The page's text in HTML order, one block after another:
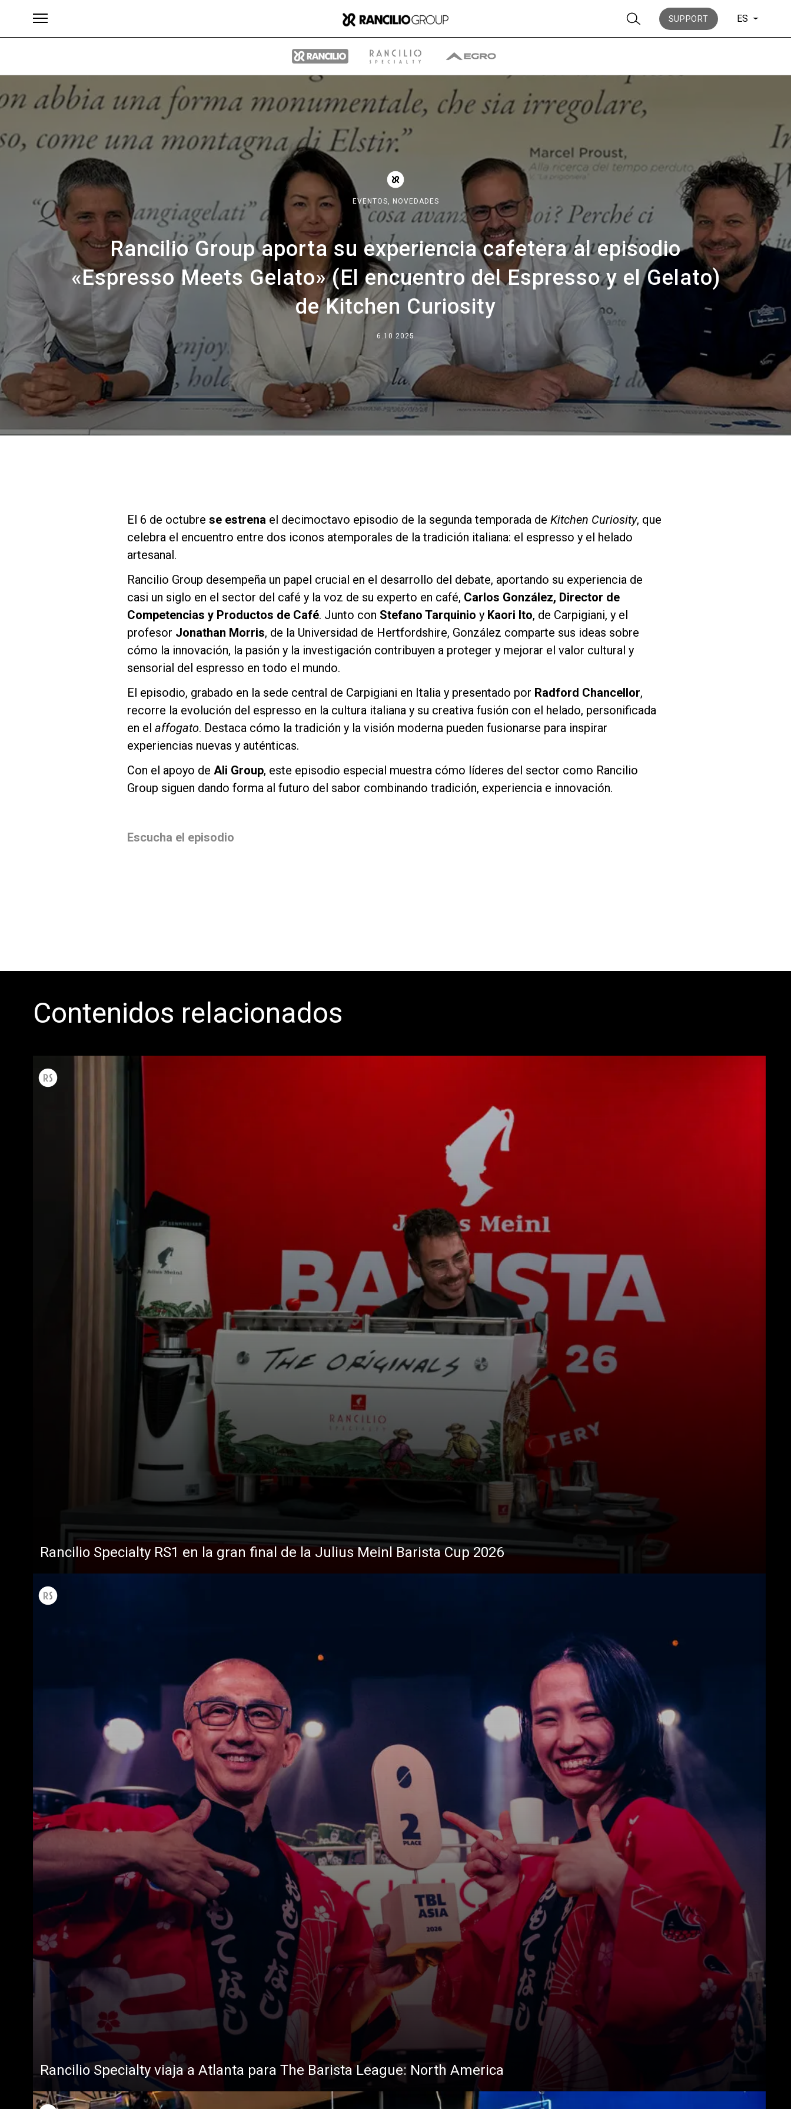
SUPPORT ES
EVENTOS, NOVEDADES
Rancilio Group aporta su experiencia cafetera al episodio
«Espresso Meets Gelato» (El encuentro del Espresso y el Gelato)
de Kitchen Curiosity
6.10.2025
El 6 de octubre se estrena el decimoctavo episodio de la segunda temporada de Kitchen Curiosity, que
celebra el encuentro entre dos iconos atemporales de la tradición italiana: el espresso y el helado
artesanal.
Rancilio Group desempeña un papel crucial en el desarrollo del debate, aportando su experiencia de
casi un siglo en el sector del café y la voz de su experto en café, Carlos González, Director de
Competencias y Productos de Café. Junto con Stefano Tarquinio y Kaori Ito, de Carpigiani, y el
profesor Jonathan Morris, de la Universidad de Hertfordshire, González comparte sus ideas sobre
cómo la innovación, la pasión y la investigación contribuyen a proteger y mejorar el valor cultural y
sensorial del espresso en todo el mundo.
El episodio, grabado en la sede central de Carpigiani en Italia y presentado por Radford Chancellor,
recorre la evolución del espresso en la cultura italiana y su creativa fusión con el helado, personificada
en el affogato. Destaca cómo la tradición y la visión moderna pueden fusionarse para inspirar
experiencias nuevas y auténticas.
Con el apoyo de Ali Group, este episodio especial muestra cómo líderes del sector como Rancilio
Group siguen dando forma al futuro del sabor combinando tradición, experiencia e innovación.
Escucha el episodio
Contenidos relacionados
Rancilio Specialty RS1 en la gran final de la Julius Meinl Barista Cup 2026
Rancilio Specialty viaja a Atlanta para The Barista League: North America
Productos Descargar
Brands Group
Quiénes somos
Qué hacemos
Dónde estamos
Trabaja con nosotros
Noticias
Historia
Nuestros
laboratorios
Sostenibilidad
Connect
Política de Privacidad